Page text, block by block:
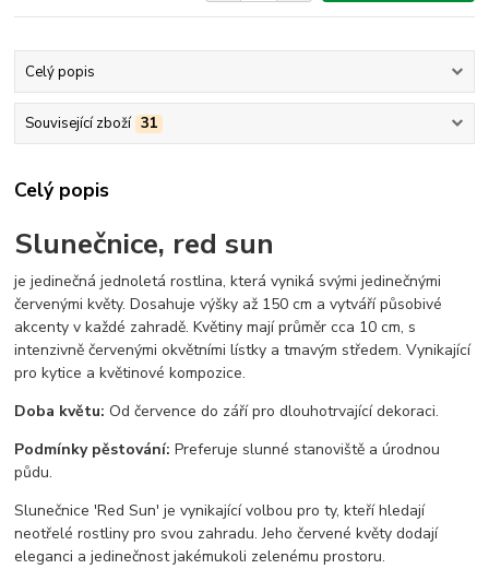
Celý popis
Související zboží 31
Celý popis
Slunečnice, red sun
je jedinečná jednoletá rostlina, která vyniká svými jedinečnými
červenými květy. Dosahuje výšky až 150 cm a vytváří působivé
akcenty v každé zahradě. Květiny mají průměr cca 10 cm, s
intenzivně červenými okvětními lístky a tmavým středem. Vynikající
pro kytice a květinové kompozice.
Doba květu:Od července do září pro dlouhotrvající dekoraci.
Podmínky pěstování: Preferuje slunné stanoviště a úrodnou
půdu.
Slunečnice 'Red Sun' je vynikající volbou pro ty, kteří hledají
neotřelé rostliny pro svou zahradu. Jeho červené květy dodají
eleganci a jedinečnost jakémukoli zelenému prostoru.